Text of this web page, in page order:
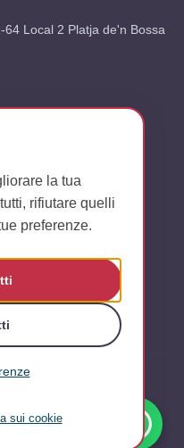
Local 2 Platja de'n Bossa
la tua
rifiutare quelli
preferenze.
sui cookie